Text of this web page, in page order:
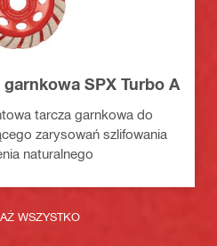
SPX Turbo A
tarcza garnkowa do
zarysowań szlifowania
naturalnego
WSZYSTKO